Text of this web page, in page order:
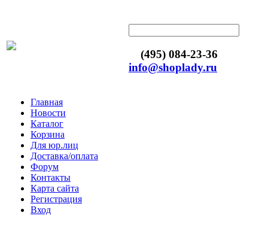
(495) 084-23-36
info@shoplady.ru
Главная
Новости
Каталог
Корзина
Для юр.лиц
Доставка/оплата
Форум
Контакты
Карта сайта
Регистрация
Вход